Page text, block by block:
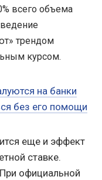
всего объема
трендом
курсом.
на банки
без его помощи
еще и эффект
ставке.
официальной